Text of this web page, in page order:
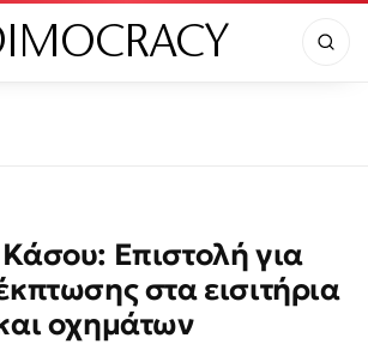
Επιστολή για
στα εισιτήρια
οχημάτων